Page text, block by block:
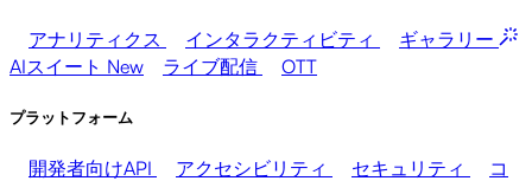
アナリティクス インタラクティビティ
ギャラリー
AIスイート New ライブ配信 OTT
プラットフォーム
開発者向けAPI アクセシビリティ セキュリティ
コ